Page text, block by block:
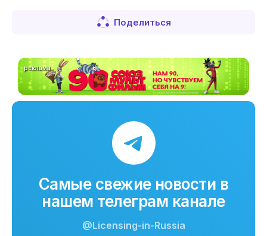
Поделиться
реклама
Самые свежие новости в
нашем телеграм канале
@Licensing-in-Russia